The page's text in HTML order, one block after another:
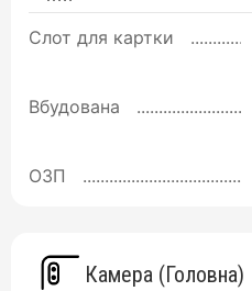
Слот для картки
Вбудована
ОЗП
Камера (Головна)